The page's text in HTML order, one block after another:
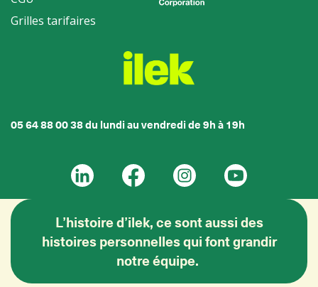
Grilles tarifaires
05 64 88 00 38 du lundi au vendredi de 9h à 19h
L’histoire d’ilek, ce sont aussi des
histoires personnelles qui font grandir
notre équipe.